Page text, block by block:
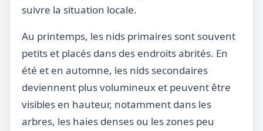
suivre la situation locale.
Au printemps, les nids primaires sont souvent
petits et placés dans des endroits abrités. En
été et en automne, les nids secondaires
deviennent plus volumineux et peuvent être
visibles en hauteur, notamment dans les
arbres, les haies denses ou les zones peu